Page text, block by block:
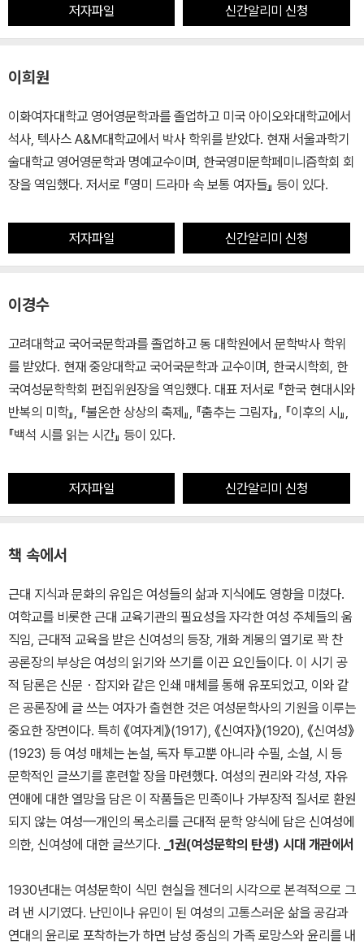
저자파일 신간알리미 신청
이희원
이화여자대학교 영어영문학과를 졸업하고 미국 아이오와대학교에서
석사, 텍사스 A&M대학교에서 박사 학위를 받았다. 현재 서울과학기
술대학교 영어영문학과 명예교수이며, 한국영미문학페미니즘학회 회
장을 역임했다. 저서로 『영미 드라마 속 보통 여자들』 등이 있다.
저자파일 신간알리미 신청
이경수
고려대학교 국어국문학과를 졸업하고 동 대학원에서 문학박사 학위
를 받았다. 현재 중앙대학교 국어국문학과 교수이며, 한국시학회, 한
국여성문학학회 편집위원장을 역임했다. 대표 저서로 『한국 현대시와
반복의 미학』, 『불온한 상상의 축제』, 『춤추는 그림자』, 『이후의 시』,
『백석 시를 읽는 시간』 등이 있다.
저자파일 신간알리미 신청
책 속에서
근대 지식과 문화의 유입은 여성들의 삶과 지식에도 영향을 미쳤다.
여학교를 비롯한 근대 교육기관의 필요성을 자각한 여성 주체들의 움
직임, 근대적 교육을 받은 신여성의 등장, 개화 계몽의 열기로 꽉 찬
공론장의 부상은 여성의 읽기와 쓰기를 이끈 요인들이다. 이 시기 공
적 담론은 신문・잡지와 같은 인쇄 매체를 통해 유포되었고, 이와 같
은 공론장에 글 쓰는 여자가 출현한 것은 여성문학사의 기원을 이루는
중요한 장면이다. 특히 《여자계》(1917), 《신여자》(1920), 《신여성》
(1923) 등 여성 매체는 논설, 독자 투고뿐 아니라 수필, 소설, 시 등
문학적인 글쓰기를 훈련할 장을 마련했다. 여성의 권리와 각성, 자유
연애에 대한 열망을 담은 이 작품들은 민족이나 가부장적 질서로 환원
되지 않는 여성—개인의 목소리를 근대적 문학 양식에 담은 신여성에
의한, 신여성에 대한 글쓰기다. _1권(여성문학의 탄생) 시대 개관에서
1930년대는 여성문학이 식민 현실을 젠더의 시각으로 본격적으로 그
려 낸 시기였다. 난민이나 유민이 된 여성의 고통스러운 삶을 공감과
연대의 윤리로 포착하는가 하면 남성 중심의 가족 로망스와 윤리를 내